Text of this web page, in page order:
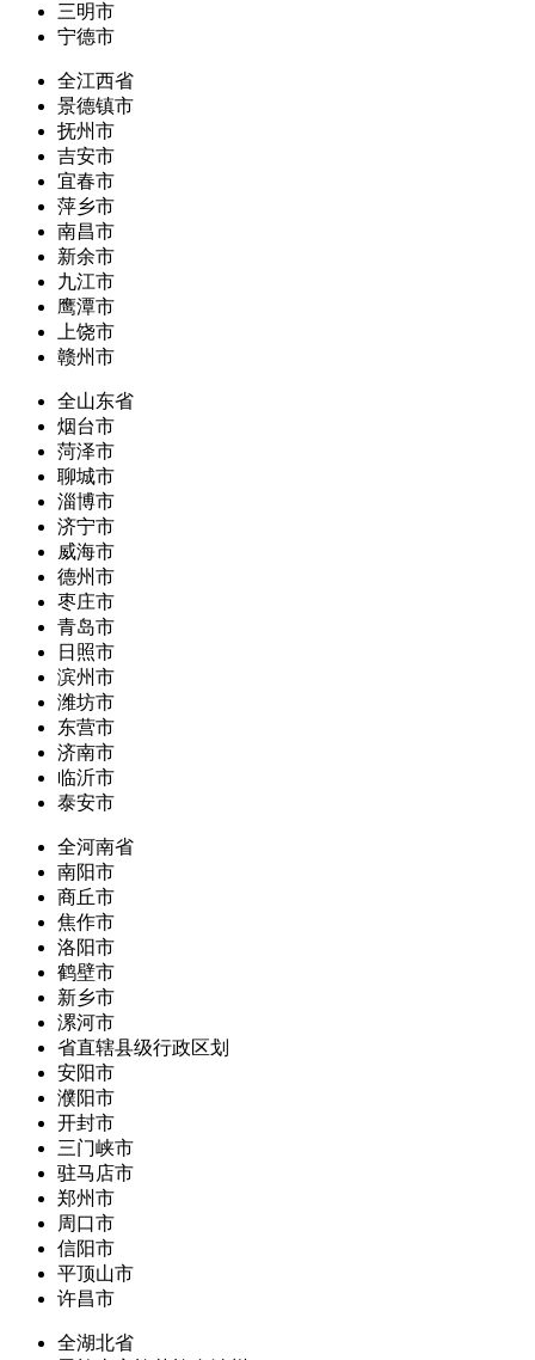
三明市
宁德市
全江西省
景德镇市
抚州市
吉安市
宜春市
萍乡市
南昌市
新余市
九江市
鹰潭市
上饶市
赣州市
全山东省
烟台市
菏泽市
聊城市
淄博市
济宁市
威海市
德州市
枣庄市
青岛市
日照市
滨州市
潍坊市
东营市
济南市
临沂市
泰安市
全河南省
南阳市
商丘市
焦作市
洛阳市
鹤壁市
新乡市
漯河市
省直辖县级行政区划
安阳市
濮阳市
开封市
三门峡市
驻马店市
郑州市
周口市
信阳市
平顶山市
许昌市
全湖北省